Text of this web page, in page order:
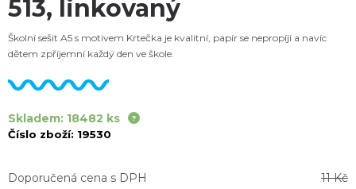
513, linkovaný
Školní sešit A5 s motivem Krtečka je kvalitní, papír se nepropíjí a navíc
dětem zpříjemní každý den ve škole.
Skladem: 18482 ks
Číslo zboží: 19530
Doporučená cena s DPH 11 Kč